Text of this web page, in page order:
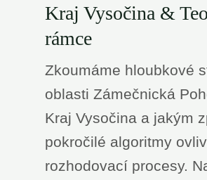
Kraj Vysočina &
rámce
Zkoumáme hloubkové
oblasti Zámečnická
Kraj Vysočina a jakým
pokročilé algoritmy
rozhodovací procesy.